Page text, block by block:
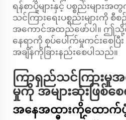
ရန်စာပို့များနှင့် ပစ္စည်းများအတွ
သင်ကြားရေးပစ္စည်းများကို စီ
အကောင်အထည်ဖော်ပါ။ ဤသို့စီ
နေရာကို စုပ်ပေါက်မှုကင်းစေပြီး
အချိန်ကိုခြားနည်းစေပါသည်။
ကြာရှည်သင်ကြား
မှုကို အများဆုံးဖြစ်စ
အနေအထားကိုထောက်ပံ့